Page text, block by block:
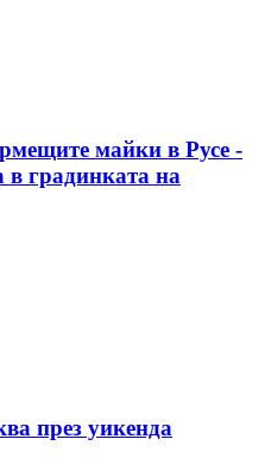
майки в Русе -
в градинката на
през уикенда